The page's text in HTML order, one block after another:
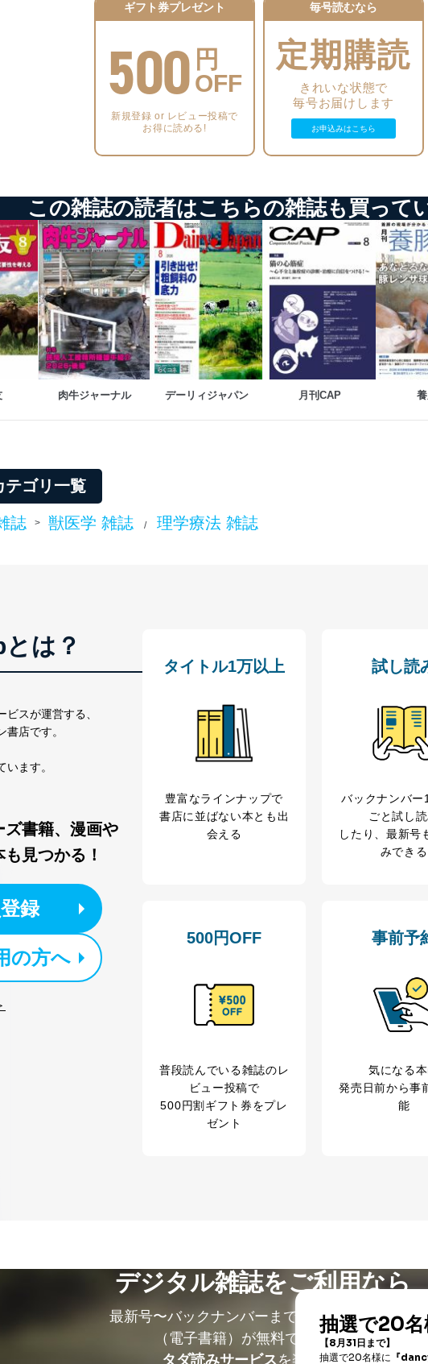
不正アクセス等の防止
ータを取り扱う機器等のオペレーティングシステムを最新の状態に保持しています。
ータを取り扱う機器等にセキュリティ対策ソフトウェア等を導入し、自動更新 機能
ムの使用に伴う漏洩等の防止
等により個人データの含まれるファイルを送信する場合に、当該ファイルへのパス
マネジメントシステムの継続的改善
します。
付け窓口
報及び当社の個人情報保護マネジメントシステムに関するご相談及び苦情について
速に対応させていただきます。
山マガジンサービス 個人情報問い合わせ係
223
7073
2月20日
扱いについて
管理者: 経営管理グループディレクター 前田 嘉也
う開示対象個人情報の利用目的は次のとおりです。
個人情報の種類 利用目的
購入商品の配送のため
個人が特定できない形で取得した閲覧履歴や購
味・嗜好に
応じた新商品・サービスに関する広告のため
合わせいただいた方の個人情報 お問い合わせ対応、トラブル対処、オペレータ
マーQ＆Aサービス利用者
人事、総務などの雇用管理等のため
（提携企業）からの委託により当
ービス等をご利用の方の個人情報
提携企業及びお客様がご購入された商品の発
サービス、キャンペーン等の広告に関するご案
当社のサービス利用状況の把握およびその分析
その他当社のプライバシーポリシー等にて公表
目的のうちNo.1～5については保有個人データ（開示対象個人情報）の利用目的で
ついては、パートナー（提携企業）様又は各SNS運営会社様にご請求いただきます
きます。
しくは地方公共団体またはその委託を受けた者が法令の定める事務を遂行するこ
本人の同意を得ることにより当該事務の遂行に支障を及ぼすおそれがあるとき。
利用目的を実施するために守秘義務を結んだ企業に、業務の一部として個人情報の
要な範囲で委託・提供先企業に個人情報を開示することがあります。
先企業は具体的には以下のような企業ですが、これらに限りません。
ギフト券プレゼント
500 円
OFF
新規登録 or レビュー投稿で
お得に読める!
毎号読むなら
定期購読
きれいな状態で
毎号お届けします
お申込みはこちら
この雑誌の読者はこちらの雑誌も買って
肉牛ジャーナル デーリィジャパン 月刊CAP
テゴリ一覧
誌 > 獣医学 雑誌 / 理学療法 雑誌
は？
スが運営する、
店です。
ます。
ズ書籍、漫画や
見つかる！
録
の方へ
タイトル1万以上
豊富なラインナップで
書店に並ばない本とも出
会える
試し読
バックナンバー
ごと試し
したり、最新号
みできる
500円OFF
普段読んでいる雑誌のレ
ビュー投稿で
500円割ギフト券をプレ
ゼント
事前予
気になる
発売日前から事
能
デジタル雑誌をご利用なら
最新号〜バックナンバーまで7000冊以上の雑誌
（電子書籍）が無料で読み放題！
タダ読みサービス を楽しもう！